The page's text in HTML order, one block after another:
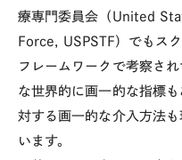
療専門委員会（ United
Force, USPSTF ）でもス
フレームワークで考察さ
な世界的に画一的な指標
対する画一的な介入方法
います。